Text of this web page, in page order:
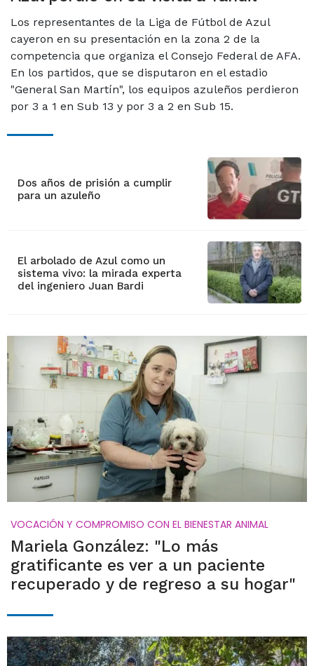
Los representantes de la Liga de Fútbol de Azul
cayeron en su presentación en la zona 2 de la
competencia que organiza el Consejo Federal de AFA.
En los partidos, que se disputaron en el estadio
"General San Martín", los equipos azuleños perdieron
por 3 a 1 en Sub 13 y por 3 a 2 en Sub 15.
Dos años de prisión a cumplir
para un azuleño
El arbolado de Azul como un
sistema vivo: la mirada experta
del ingeniero Juan Bardi
VOCACIÓN Y COMPROMISO CON EL BIENESTAR ANIMAL
Mariela González: "Lo más
gratificante es ver a un paciente
recuperado y de regreso a su hogar"